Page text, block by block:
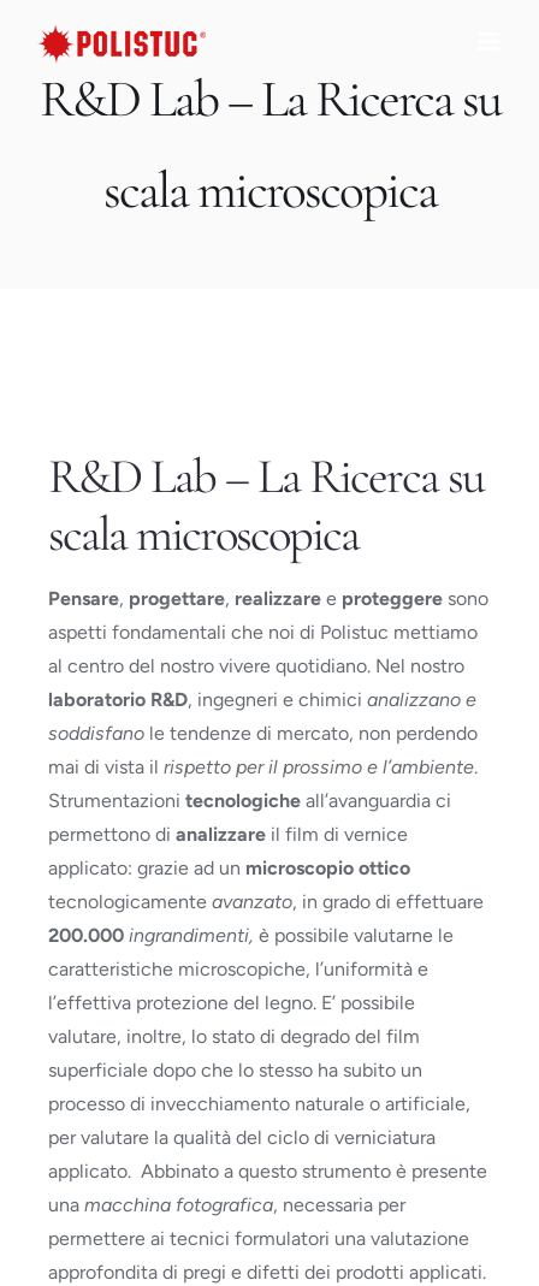
contenutoR&D Lab – La Ricerca su
scala microscopica
R&D Lab – La Ricerca su
scala microscopica
Pensare, progettare, realizzaree proteggeresono
aspetti fondamentali che noi di Polistuc mettiamo
al centro del nostro vivere quotidiano. Nel nostro
laboratorio R&D, ingegneri e chimici analizzano e
soddisfanole tendenze di mercato, non perdendo
mai di vista il rispetto per il prossimo e l’ambiente.
Strumentazioni tecnologicheall’avanguardia ci
permettono di analizzareil film di vernice
applicato: grazie ad un microscopio ottico
tecnologicamente avanzato, in grado di effettuare
200.000 ingrandimenti, è possibile valutarne le
caratteristiche microscopiche, l’uniformità e
l’effettiva protezione del legno. E’ possibile
valutare, inoltre, lo stato di degrado del film
superficiale dopo che lo stesso ha subito un
processo di invecchiamento naturale o artificiale,
per valutare la qualità del ciclo di verniciatura
applicato. Abbinato a questo strumento è presente
una macchina fotografica, necessaria per
permettere ai tecnici formulatori una valutazione
approfondita di pregi e difetti dei prodotti applicati.